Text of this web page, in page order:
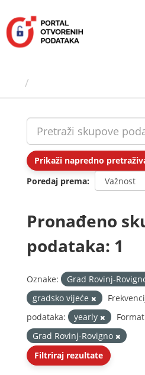
sadržaj
Prikaži napredno
Poredaj prema
Pronađeno
podataka: 1
Oznake:
Grad Rovinj-
gradsko vijeće
podataka:
yearly
Grad Rovinj-Rovigno
Filtriraj rezultate